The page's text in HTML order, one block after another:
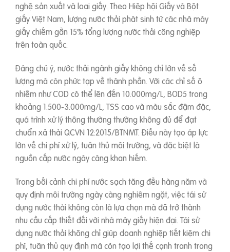
nghệ sản xuất và loại giấy. Theo Hiệp hội Giấy và Bột
giấy Việt Nam, lượng nước thải phát sinh từ các nhà máy
giấy chiếm gần 15% tổng lượng nước thải công nghiệp
trên toàn quốc.
Đáng chú ý, nước thải ngành giấy không chỉ lớn về số
lượng mà còn phức tạp về thành phần. Với các chỉ số ô
nhiễm như COD có thể lên đến 10.000mg/L, BOD5 trong
khoảng 1.500-3.000mg/L, TSS cao và màu sắc đậm đặc,
quá trình xử lý thông thường thường không đủ để đạt
chuẩn xả thải QCVN 12:2015/BTNMT. Điều này tạo áp lực
lớn về chi phí xử lý, tuân thủ môi trường, và đặc biệt là
nguồn cấp nước ngày càng khan hiếm.
Trong bối cảnh chi phí nước sạch tăng đều hàng năm và
quy định môi trường ngày càng nghiêm ngặt, việc tái sử
dụng nước thải không còn là lựa chọn mà đã trở thành
nhu cầu cấp thiết đối với nhà máy giấy hiện đại. Tái sử
dụng nước thải không chỉ giúp doanh nghiệp tiết kiệm chi
phí, tuân thủ quy định mà còn tạo lợi thế cạnh tranh trong